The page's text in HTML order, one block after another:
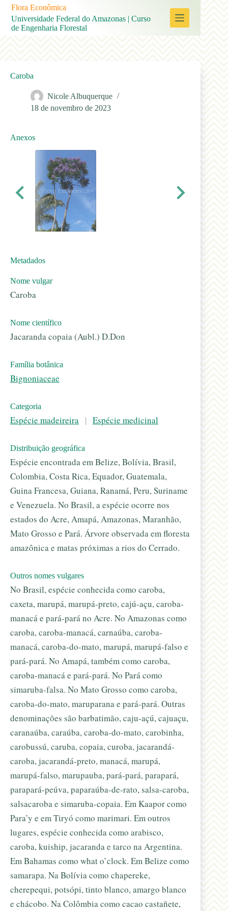
Pular
para
conteúdo
Flora Econômica
Universidade Federal do Amazonas | Curso
de Engenharia Florestal
Caroba
Nicole Albuquerque
18 de novembro de 2023
Anexos
Metadados
Nome vulgar
Caroba
Nome científico
Jacaranda copaia (Aubl.) D.Don
Família botânica
Bignoniaceae
Categoria
Espécie madeireira | Espécie medicinal
Distribuição geográfica
Espécie encontrada em Belize, Bolívia, Brasil,
Colombia, Costa Rica, Equador, Guatemala,
Guina Francesa, Guiana, Ranamá, Peru, Suriname
e Venezuela. No Brasil, a espécie ocorre nos
estados do Acre, Amapá, Amazonas, Maranhão,
Mato Grosso e Pará. Árvore observada em floresta
amazônica e matas próximas a rios do Cerrado.
Outros nomes vulgares
No Brasil, espécie conhecida como caroba,
caxeta, marupá, marupá-preto, cajú-açu, caroba-
manacá e pará-pará no Acre. No Amazonas como
caroba, caroba-manacá, carnaúba, caroba-
manacá, caroba-do-mato, marupá, marupá-falso e
pará-pará. No Amapá, também como caroba,
caroba-manacá e pará-pará. No Pará como
simaruba-falsa. No Mato Grosso como caroba,
caroba-do-mato, maruparana e pará-pará. Outras
denominações são barbatimão, caju-açú, cajuaçu,
caranaúba, caraúba, caroba-do-mato, carobinha,
carobussú, caruba, copaia, curoba, jacarandá-
caroba, jacarandá-preto, manacá, marupá,
marupá-falso, marupauba, pará-pará, parapará,
parapará-peúva, paparaúba-de-rato, salsa-caroba,
salsacaroba e simaruba-copaia. Em Kaapor como
Para’y e em Tiryó como marimari. Em outros
lugares, espécie conhecida como arabisco,
caroba, kuiship, jacaranda e tarco na Argentina.
Em Bahamas como what o’clock. Em Belize como
samarapa. Na Bolívia como chapereke,
cherepequi, potsópi, tinto blanco, amargo blanco
e chácobo. Na Colômbia como cacao castañete,